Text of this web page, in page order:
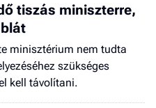
tiszás miniszterre,
minisztérium nem tudta
szükséges
kell távolítani.